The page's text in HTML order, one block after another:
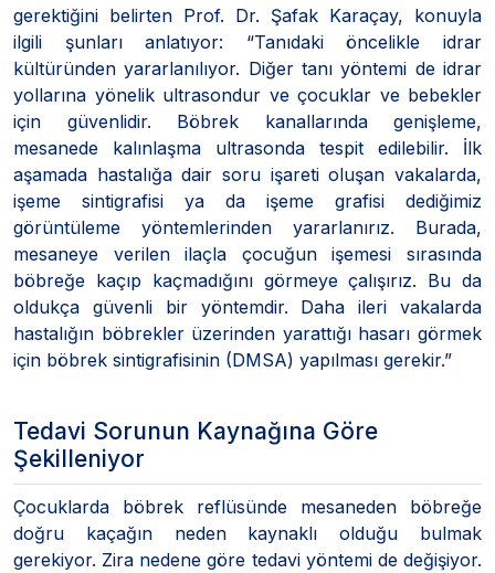
gerektiğini belirten Prof. Dr. Şafak Karaçay, konuyla
ilgili şunları anlatıyor: “Tanıdaki öncelikle idrar
kültüründen yararlanılıyor. Diğer tanı yöntemi de idrar
yollarına yönelik ultrasondur ve çocuklar ve bebekler
için güvenlidir. Böbrek kanallarında genişleme,
mesanede kalınlaşma ultrasonda tespit edilebilir. İlk
aşamada hastalığa dair soru işareti oluşan vakalarda,
işeme sintigrafisi ya da işeme grafisi dediğimiz
görüntüleme yöntemlerinden yararlanırız. Burada,
mesaneye verilen ilaçla çocuğun işemesi sırasında
böbreğe kaçıp kaçmadığını görmeye çalışırız. Bu da
oldukça güvenli bir yöntemdir. Daha ileri vakalarda
hastalığın böbrekler üzerinden yarattığı hasarı görmek
için böbrek sintigrafisinin (DMSA) yapılması gerekir.”
Tedavi Sorunun Kaynağına Göre
Şekilleniyor
Çocuklarda böbrek reflüsünde mesaneden böbreğe
doğru kaçağın neden kaynaklı olduğu bulmak
gerekiyor. Zira nedene göre tedavi yöntemi de değişiyor.